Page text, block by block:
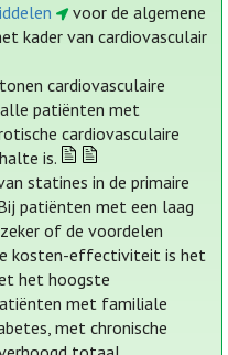
voor de algemene
kader van cardiovasculair
cardiovasculaire
patiënten met
cardiovasculaire
is.
statines in de primaire
patiënten met een laag
of de voordelen
kosten-effectiviteit is het
het hoogste
met familiale
met chronische